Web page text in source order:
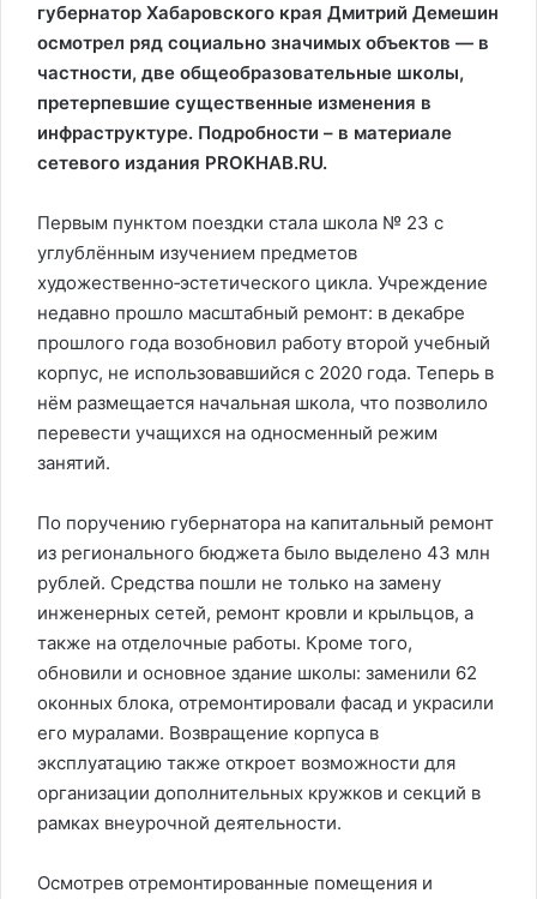
губернатор Хабаровского края Дмитрий Демешин
осмотрел ряд социально значимых объектов — в
частности, две общеобразовательные школы,
претерпевшие существенные изменения в
инфраструктуре. Подробности – в материале
сетевого издания PROKHAB.RU.
Первым пунктом поездки стала школа № 23 с
углублённым изучением предметов
художественно‑эстетического цикла. Учреждение
недавно прошло масштабный ремонт: в декабре
прошлого года возобновил работу второй учебный
корпус, не использовавшийся с 2020 года. Теперь в
нём размещается начальная школа, что позволило
перевести учащихся на односменный режим
занятий.
По поручению губернатора на капитальный ремонт
из регионального бюджета было выделено 43 млн
рублей. Средства пошли не только на замену
инженерных сетей, ремонт кровли и крыльцов, а
также на отделочные работы. Кроме того,
обновили и основное здание школы: заменили 62
оконных блока, отремонтировали фасад и украсили
его муралами. Возвращение корпуса в
эксплуатацию также откроет возможности для
организации дополнительных кружков и секций в
рамках внеурочной деятельности.
Осмотрев отремонтированные помещения и